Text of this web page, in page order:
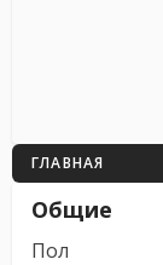
ГЛАВНАЯ
Общие
Пол